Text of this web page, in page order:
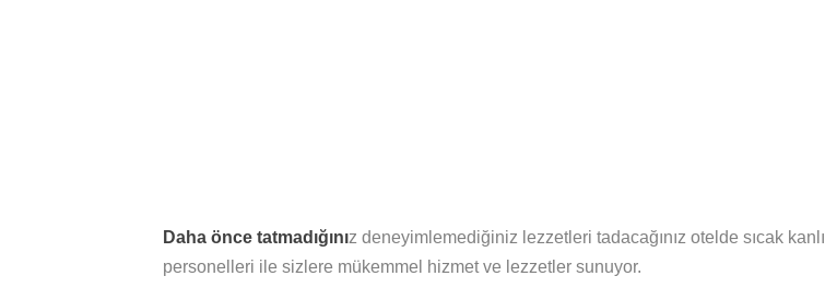
Daha önce tatmadığınız deneyimlemediğiniz lezzetleri tadacağınız otelde sıcak kanlı
personelleri ile sizlere mükemmel hizmet ve lezzetler sunuyor.